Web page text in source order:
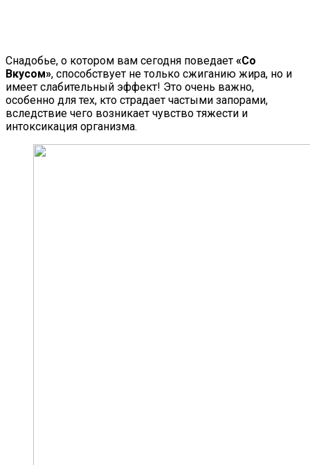
Снадобье, о котором вам сегодня поведает «Со
Вкусом», способствует не только сжиганию жира, но и
имеет слабительный эффект! Это очень важно,
особенно для тех, кто страдает частыми запорами,
вследствие чего возникает чувство тяжести и
интоксикация организма.